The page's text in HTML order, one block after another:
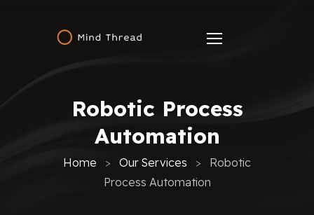
Robotic Process
Automation
Home Our Services
Robotic
Process Automation